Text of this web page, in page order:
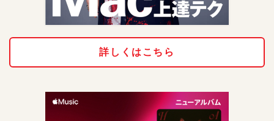
詳しくはこちら